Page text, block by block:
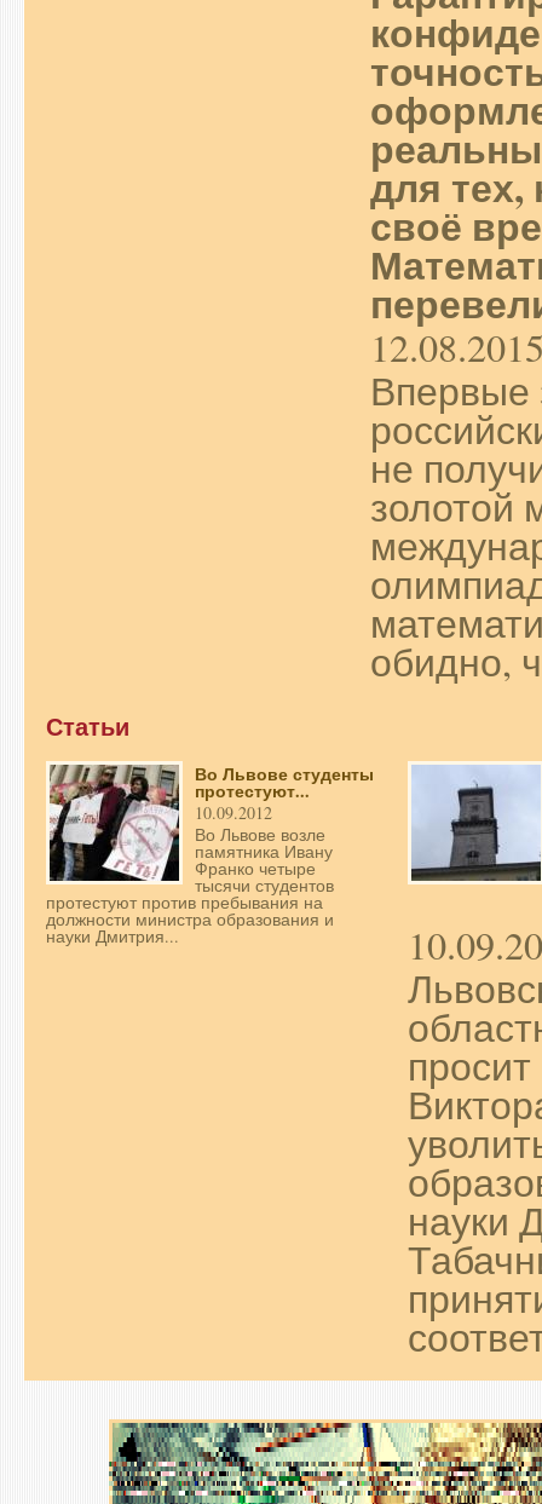
для тех,
своё
Впервые
не
золотой
обидно,
Статьи
Во Львове студенты
протестуют...
10.09.2012
Во Львове возле
памятника Ивану
Франко четыре
тысячи студентов
протестуют против пребывания на
должности министра образования и
науки Дмитрия...
науки